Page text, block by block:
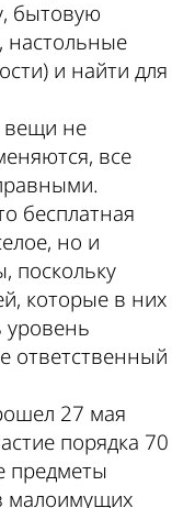
бытовую
настольные
и найти для
вещи не
все
бесплатная
но и
поскольку
которые в них
уровень
ответственный
27 мая
порядка 70
предметы
малоимущих